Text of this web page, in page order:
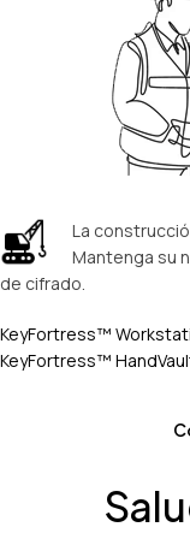
La
Mantenga su
de cifrado.
KeyFortress™
KeyFortress™